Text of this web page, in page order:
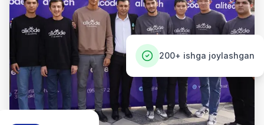
200+ ishga joylashgan